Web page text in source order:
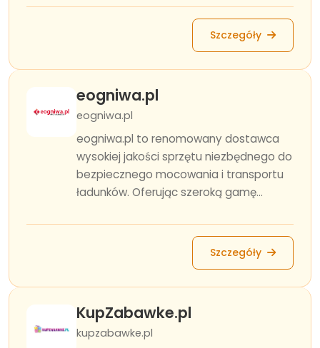
Szczegóły
eogniwa.pl
eogniwa.pl
eogniwa.pl to renomowany dostawca
wysokiej jakości sprzętu niezbędnego do
bezpiecznego mocowania i transportu
ładunków. Oferując szeroką gamę...
Szczegóły
KupZabawke.pl
kupzabawke.pl